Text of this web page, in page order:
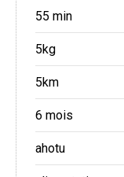
55 min
5kg
5km
6 mois
ahotu